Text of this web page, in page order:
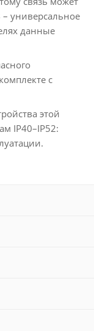
– универсальное
данные
с
этой
IP40–IP52: